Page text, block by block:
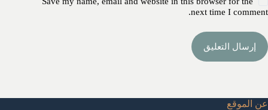
next time I comment.
إرسال التعليق
عن الموقع